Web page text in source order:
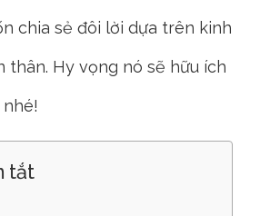
chia sẻ đôi lời dựa trên kinh
thân. Hy vọng nó sẽ hữu ích
tắt